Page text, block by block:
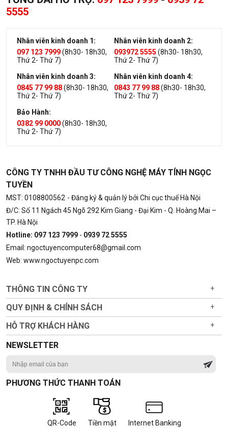
5555
Nhân viên kinh doanh 1:
097 123 7999(8h30- 18h30,
Thứ 2- Thứ 7)
Nhân viên kinh doanh 2:
093972 5555 (8h30- 18h30,
Thứ 2- Thứ 7)
Nhân viên kinh doanh 3:
0845 77 99 88(8h30- 18h30,
Thứ 2- Thứ 7)
Nhân viên kinh doanh 4:
0843 77 99 88(8h30- 18h30,
Thứ 2- Thứ 7)
Bảo Hành:
0382 99 0000(8h30- 18h30,
Thứ 2- Thứ 7)
CÔNG TY TNHH ĐẦU TƯ CÔNG NGHỆ MÁY TÍNH NGỌC
TUYỀN
MST: 0108800562 - Đăng ký & quản lý bởi Chi cục thuế Hà Nội
Đ/C: Số 11 Ngách 45 Ngõ 292 Kim Giang - Đại Kim - Q. Hoàng Mai –
TP. Hà Nội
Hotline: 097 123 7999 - 0939 72 5555
Email: ngoctuyencomputer68@gmail.com
Web: www.ngoctuyenpc.com
THÔNG TIN CÔNG TY +
QUY ĐỊNH & CHÍNH SÁCH +
HỖ TRỢ KHÁCH HÀNG +
NEWSLETTER
PHƯƠNG THỨC THANH TOÁN
QR-Code Tiền mặt Internet Banking